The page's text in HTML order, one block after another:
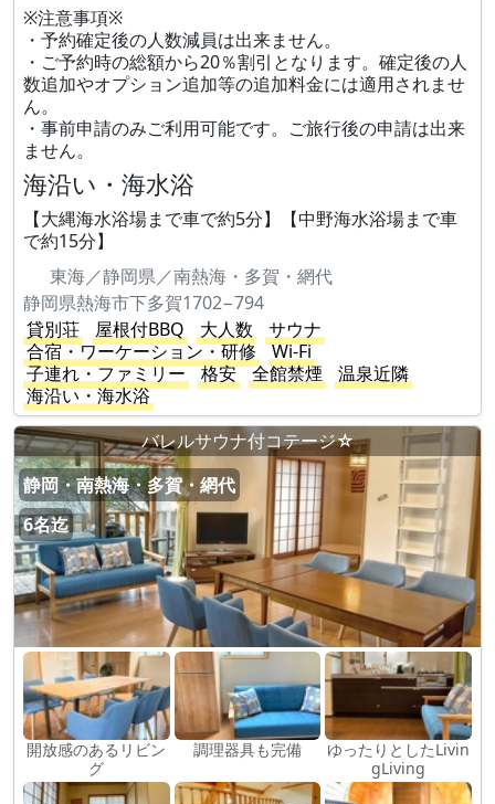
※注意事項※
・予約確定後の人数減員は出来ません。
・ご予約時の総額から20％割引となります。確定後の人
数追加やオプション追加等の追加料金には適用されませ
ん。
・事前申請のみご利用可能です。ご旅行後の申請は出来
ません。
海沿い・海水浴
【大縄海水浴場まで車で約5分】【中野海水浴場まで車
で約15分】
東海／静岡県／南熱海・多賀・網代
静岡県熱海市下多賀1702−794
貸別荘
屋根付BBQ 大人数
サウナ
合宿・ワーケーション・研修
Wi-Fi
子連れ・ファミリー
格安 全館禁煙
温泉近隣
海沿い・海水浴
バレルサウナ付コテージ☆
静岡・南熱海・多賀・網代
6名迄
開放感のあるリビン
グ
調理器具も完備
ゆったりとしたLivin
gLiving